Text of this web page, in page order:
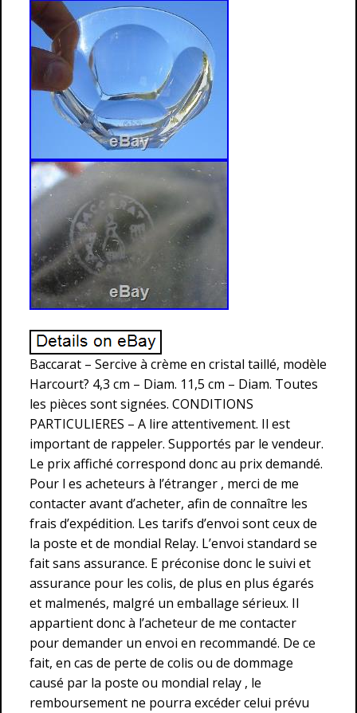
Baccarat – Sercive à crème en cristal taillé, modèle
Harcourt? 4,3 cm – Diam. 11,5 cm – Diam. Toutes
les pièces sont signées. CONDITIONS
PARTICULIERES – A lire attentivement. Il est
important de rappeler. Supportés par le vendeur.
Le prix affiché correspond donc au prix demandé.
Pour l es acheteurs à l’étranger , merci de me
contacter avant d’acheter, afin de connaître les
frais d’expédition. Les tarifs d’envoi sont ceux de
la poste et de mondial Relay. L’envoi standard se
fait sans assurance. E préconise donc le suivi et
assurance pour les colis, de plus en plus égarés
et malmenés, malgré un emballage sérieux. Il
appartient donc à l’acheteur de me contacter
pour demander un envoi en recommandé. De ce
fait, en cas de perte de colis ou de dommage
causé par la poste ou mondial relay , le
remboursement ne pourra excéder celui prévu